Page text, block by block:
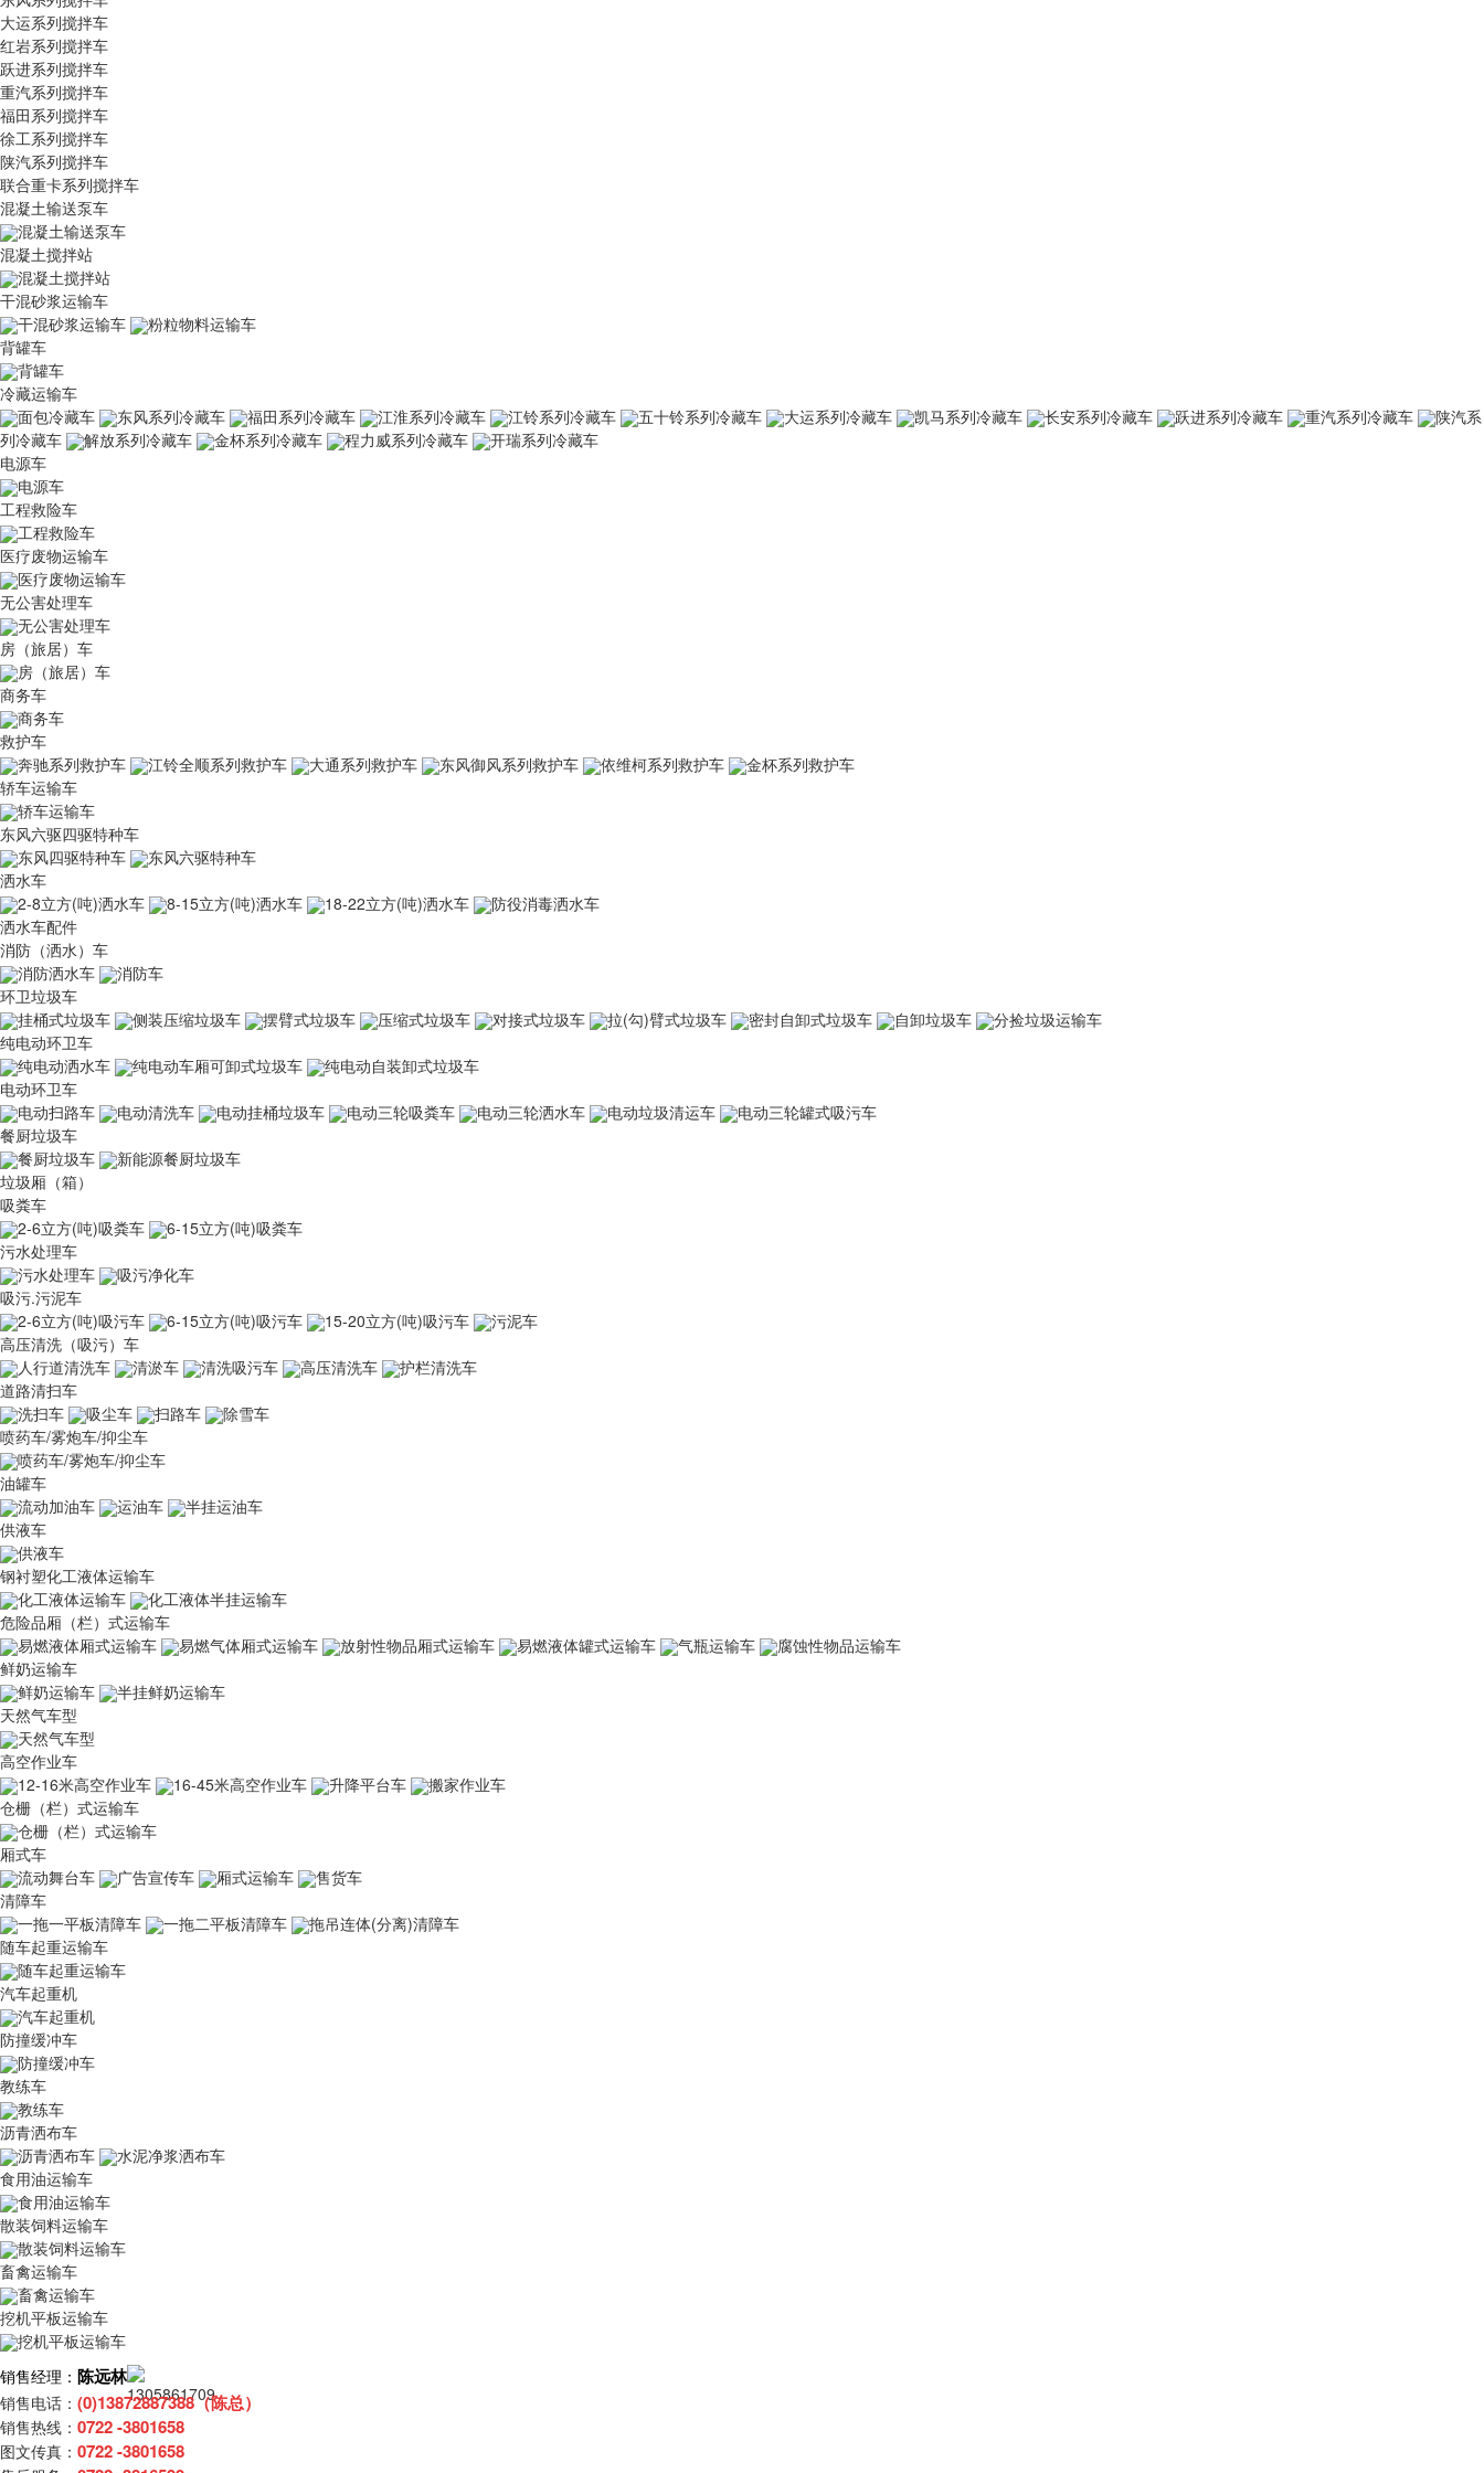
大运系列搅拌车
红岩系列搅拌车
跃进系列搅拌车
重汽系列搅拌车
福田系列搅拌车
徐工系列搅拌车
陕汽系列搅拌车
联合重卡系列搅拌车
混凝土输送泵车
混凝土输送泵车
混凝土搅拌站
混凝土搅拌站
干混砂浆运输车
干混砂浆运输车
粉粒物料运输车
背罐车
背罐车
冷藏运输车
面包冷藏车
东风系列冷藏车 福田系列冷藏车 江淮系列冷藏车 江铃系列冷藏车 五十铃系列冷藏车 大运系列冷藏车 凯马系列冷藏车 长安系列冷藏车 跃进系列冷藏车 重汽系列冷藏车
陕汽系
列冷藏车
解放系列冷藏车 金杯系列冷藏车 程力威系列冷藏车
开瑞系列冷藏车
电源车
电源车
工程救险车
工程救险车
医疗废物运输车
医疗废物运输车
无公害处理车
无公害处理车
房（旅居）车
房（旅居）车
商务车
商务车
救护车
奔驰系列救护车
江铃全顺系列救护车 大通系列救护车 东风御风系列救护车 依维柯系列救护车
金杯系列救护车
轿车运输车
轿车运输车
东风六驱四驱特种车
东风四驱特种车
东风六驱特种车
洒水车
2-8立方(吨)洒水车
8-15立方(吨)洒水车 18-22立方(吨)洒水车
防役消毒洒水车
洒水车配件
消防（洒水）车
消防洒水车
消防车
环卫垃圾车
挂桶式垃圾车
侧装压缩垃圾车 摆臂式垃圾车 压缩式垃圾车 对接式垃圾车 拉(勾)臂式垃圾车 密封自卸式垃圾车 自卸垃圾车
分捡垃圾运输车
纯电动环卫车
纯电动洒水车
纯电动车厢可卸式垃圾车
纯电动自装卸式垃圾车
电动环卫车
电动扫路车
电动清洗车 电动挂桶垃圾车 电动三轮吸粪车 电动三轮洒水车 电动垃圾清运车
电动三轮罐式吸污车
餐厨垃圾车
餐厨垃圾车
新能源餐厨垃圾车
垃圾厢（箱）
吸粪车
2-6立方(吨)吸粪车
6-15立方(吨)吸粪车
污水处理车
污水处理车
吸污净化车
吸污.污泥车
2-6立方(吨)吸污车
6-15立方(吨)吸污车 15-20立方(吨)吸污车
污泥车
高压清洗（吸污）车
人行道清洗车
清淤车 清洗吸污车 高压清洗车
护栏清洗车
道路清扫车
洗扫车
吸尘车 扫路车
除雪车
喷药车/雾炮车/抑尘车
喷药车/雾炮车/抑尘车
油罐车
流动加油车
运油车
半挂运油车
供液车
供液车
钢衬塑化工液体运输车
化工液体运输车
化工液体半挂运输车
危险品厢（栏）式运输车
易燃液体厢式运输车
易燃气体厢式运输车 放射性物品厢式运输车 易燃液体罐式运输车 气瓶运输车
腐蚀性物品运输车
鲜奶运输车
鲜奶运输车
半挂鲜奶运输车
天然气车型
天然气车型
高空作业车
12-16米高空作业车
16-45米高空作业车 升降平台车
搬家作业车
仓栅（栏）式运输车
仓栅（栏）式运输车
厢式车
流动舞台车
广告宣传车 厢式运输车
售货车
清障车
一拖一平板清障车
一拖二平板清障车
拖吊连体(分离)清障车
随车起重运输车
随车起重运输车
汽车起重机
汽车起重机
防撞缓冲车
防撞缓冲车
教练车
教练车
沥青洒布车
沥青洒布车
水泥净浆洒布车
食用油运输车
食用油运输车
散装饲料运输车
散装饲料运输车
畜禽运输车
畜禽运输车
挖机平板运输车
挖机平板运输车
销售经理： 陈远林
销售电话： (0)13872887388（陈总）
销售热线： 0722 -3801658
图文传真： 0722 -3801658